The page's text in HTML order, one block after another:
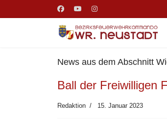
News aus dem Abschnitt
Ball der Freiwilligen
Redaktion 15. Januar 2023